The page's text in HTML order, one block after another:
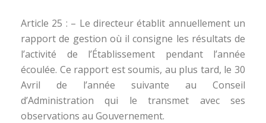
Article 25 : – Le directeur établit annuellement un
rapport de gestion où il consigne les résultats de
l’activité de l’Établissement pendant l’année
écoulée. Ce rapport est soumis, au plus tard, le 30
Avril de l’année suivante au Conseil
d’Administration qui le transmet avec ses
observations au Gouvernement.